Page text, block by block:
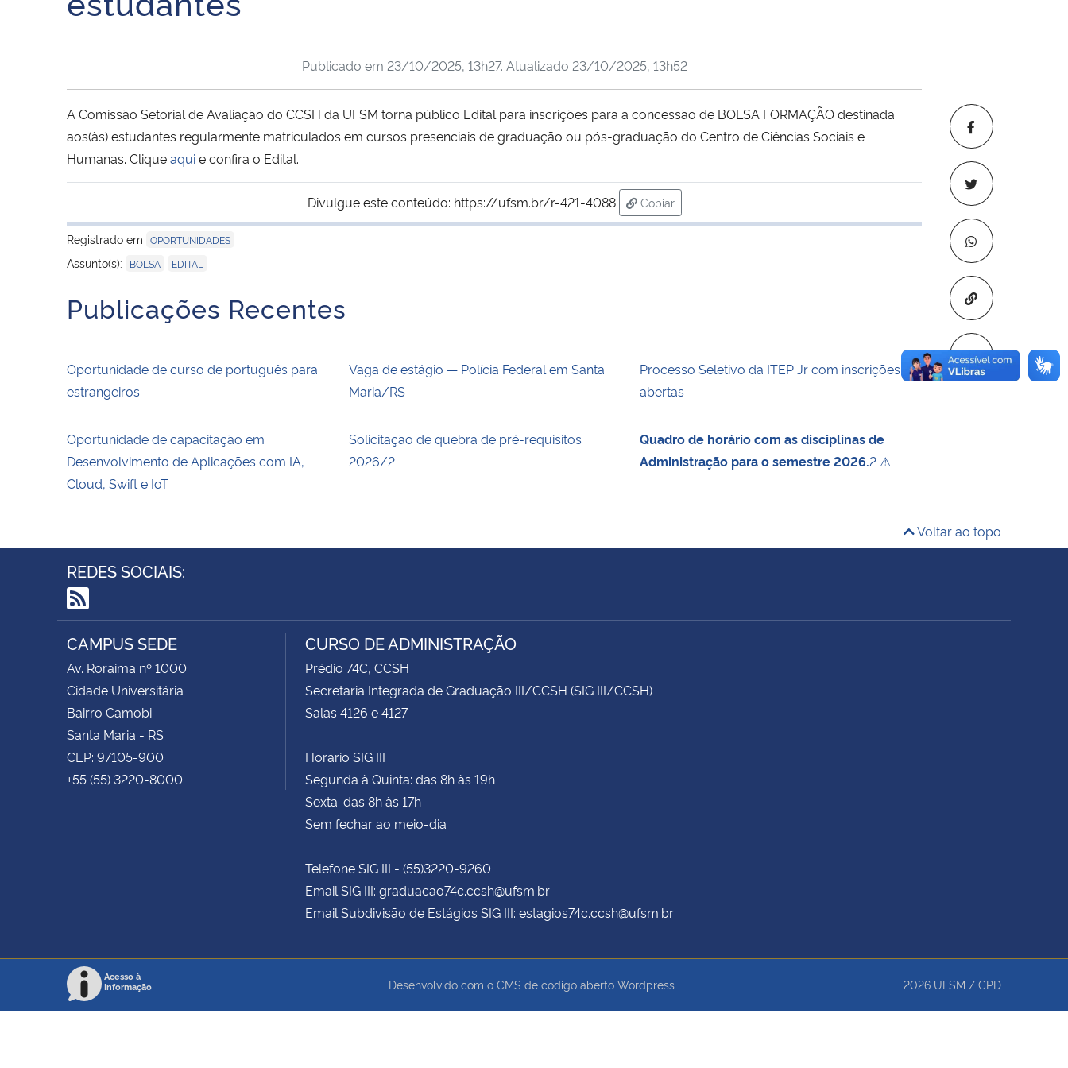
Copiar para
Publicado em 23/10/2025, 13h27. Atualizado 23/10/2025, 13h52
A Comissão Setorial de Avaliação do CCSH da UFSM torna público Edital para inscrições para a concessão de BOLSA FORMAÇÃO destinada
aos(às) estudantes regularmente matriculados em cursos presenciais de graduação ou pós-graduação do Centro de Ciências Sociais e
Humanas. Cliqueaquie confira o Edital.
Divulgue este conteúdo: https://ufsm.br/r-421-4088
Copiar
para área de transferência
Registrado em OPORTUNIDADES
Assunto(s): BOLSA EDITAL
Publicações Recentes
Oportunidade de curso de português para
estrangeiros
Vaga de estágio — Polícia Federal em Santa
Maria/RS
Processo Seletivo da ITEP Jr com inscrições
abertas
Oportunidade de capacitação em
Desenvolvimento de Aplicações com IA,
Cloud, Swift e IoT
Solicitação de quebra de pré-requisitos
2026/2
Quadro de horário com as disciplinas de
Administração para o semestre 2026.2 ⚠
Voltar ao topo
REDES SOCIAIS:
RSS
CAMPUS SEDE
Av. Roraima nº 1000
Cidade Universitária
Bairro Camobi
Santa Maria - RS
CEP: 97105-900
+55 (55) 3220-8000
CURSO DE ADMINISTRAÇÃO
Prédio 74C, CCSH
Secretaria Integrada de Graduação III/CCSH (SIG III/CCSH)
Salas 4126 e 4127
Horário SIG III
Segunda à Quinta: das 8h às 19h
Sexta: das 8h às 17h
Sem fechar ao meio-dia
Telefone SIG III - (55)3220-9260
Email SIG III: graduacao74c.ccsh@ufsm.br
Email Subdivisão de Estágios SIG III: estagios74c.ccsh@ufsm.br
Acesso à
Informação
Desenvolvido com o CMS de código aberto Wordpress 2026 UFSM / CPD